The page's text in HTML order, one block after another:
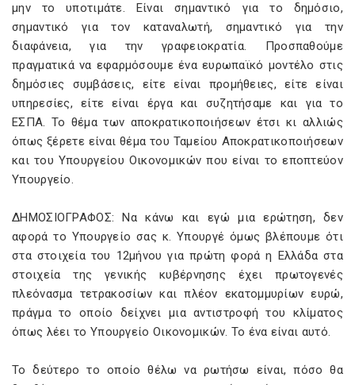
μην το υποτιμάτε. Είναι σημαντικό για το δημόσιο,
σημαντικό για τον καταναλωτή, σημαντικό για την
διαφάνεια, για την γραφειοκρατία. Προσπαθούμε
πραγματικά να εφαρμόσουμε ένα ευρωπαϊκό μοντέλο στις
δημόσιες συμβάσεις, είτε είναι προμήθειες, είτε είναι
υπηρεσίες, είτε είναι έργα και συζητήσαμε και για το
ΕΣΠΑ. Το θέμα των αποκρατικοποιήσεων έτσι κι αλλιώς
όπως ξέρετε είναι θέμα του Ταμείου Αποκρατικοποιήσεων
και του Υπουργείου Οικονομικών που είναι το εποπτεύον
Υπουργείο.
ΔΗΜΟΣΙΟΓΡΑΦΟΣ: Να κάνω και εγώ μια ερώτηση, δεν
αφορά το Υπουργείο σας κ. Υπουργέ όμως βλέπουμε ότι
στα στοιχεία του 12μήνου για πρώτη φορά η Ελλάδα στα
στοιχεία της γενικής κυβέρνησης έχει πρωτογενές
πλεόνασμα τετρακοσίων και πλέον εκατομμυρίων ευρώ,
πράγμα το οποίο δείχνει μια αντιστροφή του κλίματος
όπως λέει το Υπουργείο Οικονομικών. Το ένα είναι αυτό.
Το δεύτερο το οποίο θέλω να ρωτήσω είναι, πόσο θα